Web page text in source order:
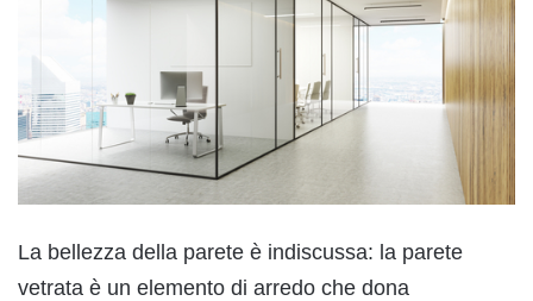
La bellezza della parete è indiscussa: la parete
vetrata è un elemento di arredo che dona